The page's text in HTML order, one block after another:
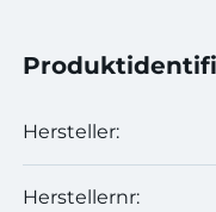
Hersteller:
Herstellernr: